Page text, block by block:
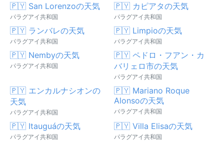
🇵🇾 San Lorenzoの天気
パラグアイ共和国
🇵🇾 カピアタの天気
パラグアイ共和国
🇵🇾 ランバレの天気
パラグアイ共和国
🇵🇾 Limpioの天気
パラグアイ共和国
🇵🇾 Nembyの天気
パラグアイ共和国
🇵🇾 ペドロ・フアン・カ
バリェロ市の天気
パラグアイ共和国
🇵🇾 エンカルナシオンの
天気
パラグアイ共和国
🇵🇾 Mariano Roque
Alonsoの天気
パラグアイ共和国
🇵🇾 Itauguáの天気
パラグアイ共和国
🇵🇾 Villa Elisaの天気
パラグアイ共和国